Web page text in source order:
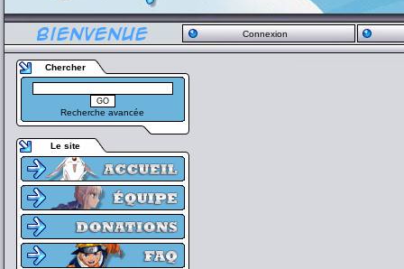
Connexion
Chercher
Recherche avancée
Le site